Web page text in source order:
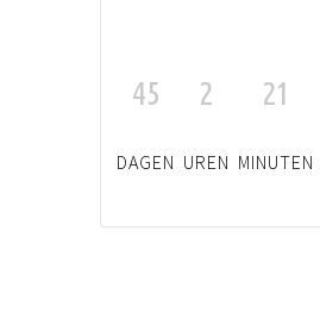
45
DAGEN
2
UREN
21
MINUTEN